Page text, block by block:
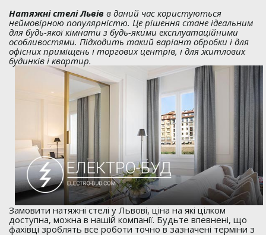
Натяжні стелі Львів в даний час користуються
неймовірною популярністю. Це рішення стане ідеальним
для будь-якої кімнати з будь-якими експлуатаційними
особливостями. Підходить такий варіант обробки і для
офісних приміщень і торгових центрів, і для житлових
будинків і квартир.
Замовити натяжні стелі у Львові, ціна на які цілком
доступна, можна в нашій компанії. Будьте впевнені, що
фахівці зроблять все роботи точно в зазначені терміни з